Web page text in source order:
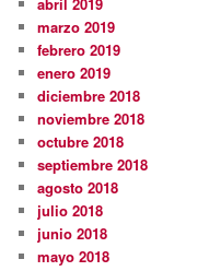
marzo 2019
febrero 2019
enero 2019
diciembre 2018
noviembre 2018
octubre 2018
septiembre 2018
agosto 2018
julio 2018
junio 2018
mayo 2018